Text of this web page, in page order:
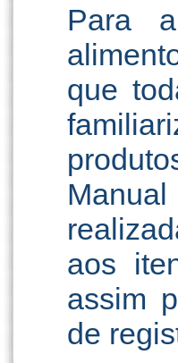
Para
que
aos
assim
de